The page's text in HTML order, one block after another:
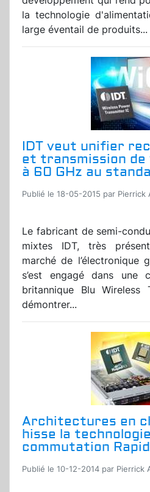
la technologie
large éventail de produits...
IDT veut unifier
et transmission de
à 60 GHz au
Publié le 18-05-2015 par Pierrick
Le fabricant de semi-
mixtes IDT, très
marché de l’électronique
s’est engagé dans une
britannique Blu Wireless
démontrer...
Architectures en
hisse la
commutation
Publié le 10-12-2014 par Pierrick